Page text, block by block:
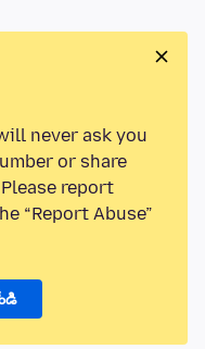
never ask you
or share
report
“Report Abuse”